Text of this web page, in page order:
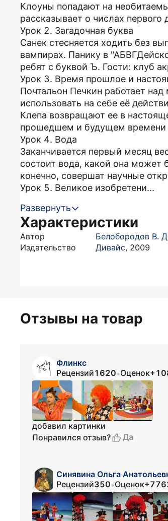
Клоуны попадают на
рассказывает о числах первого
Урок 2. Загадочная буква
Санек стесняется ходить без
вампирах. Панику в
ребят с буквой Ъ. Гости: клуб
Урок 3. Время прошлое и
Почтальон Печкин работает
использовать на себе её
Клепа возвращают ее в
прошедшем и будущем времени
Урок 4. Вода
Заканчивается первый месяц
состоит вода, какой она может
конечно, совершат научные
Урок 5. Великое изобретени...
Развернуть
Характеристики
Автор
Белобородов В.
Издательство
Дивайс, 2009
Отзывы на товар
Флинкс
Рецензий1620•Оценок
добавил картинки
Понравился отзыв?
Да
Синявина Ольга
Рецензий350•Оценок